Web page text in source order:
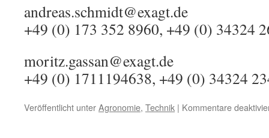
andreas.schmidt@exagt.de
+49 (0) 173 352 8960, +49 (0) 34324
moritz.gassan@exagt.de
+49 (0) 1711194638, +49 (0) 34324
Veröffentlicht unterAgronomie, Technik | Kommentare